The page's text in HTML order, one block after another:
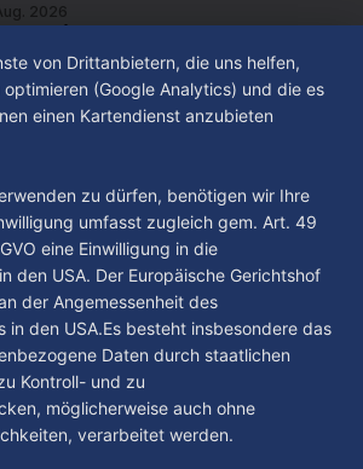
Fragen, die von Montag bis Freitag LIVE
2026
soll Gewalt-
eindämmen
seine Sicherheitsstrategie rund um den
1. August gilt das
auch in weiten Teilen von St. Georg
um den Hansaplatz, den oberen
ZOB. Damit sollen alkoholbedingte
eingedämmt sowie die
2026
von Drittanbietern, die uns helfen,
optimieren (Google Analytics) und die es
einen Kartendienst anzubieten
zu dürfen, benötigen wir Ihre
umfasst zugleich gem. Art. 49
eine Einwilligung in die
den USA. Der Europäische Gerichtshof
der Angemessenheit des
in den USA.Es besteht insbesondere das
Daten durch staatlichen
Kontroll- und zu
möglicherweise auch ohne
verarbeitet werden.